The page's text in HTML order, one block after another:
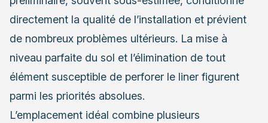
directement la qualité de l’installation et prévient
de nombreux problèmes ultérieurs. La mise à
niveau parfaite du sol et l’élimination de tout
élément susceptible de perforer le liner figurent
parmi les priorités absolues.
L’emplacement idéal combine plusieurs